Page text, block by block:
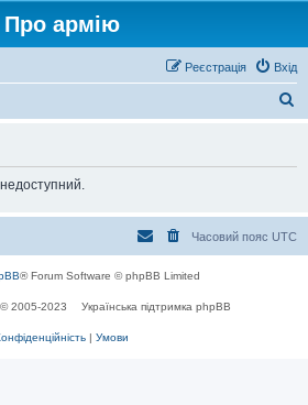
Про армію
Вхід
Реєстрація
Часовий пояс UTC
® Forum Software © phpBB Limited
© 2005-2023 Українська підтримка phpBB
| Умови